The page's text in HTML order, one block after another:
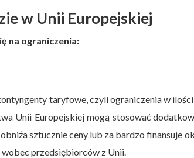
w Unii Europejskiej
na ograniczenia:
taryfowe, czyli ograniczenia w
Unii Europejskiej mogą stosować
sztucznie ceny lub za bardzo finansuje
wobec przedsiębiorców z Unii.